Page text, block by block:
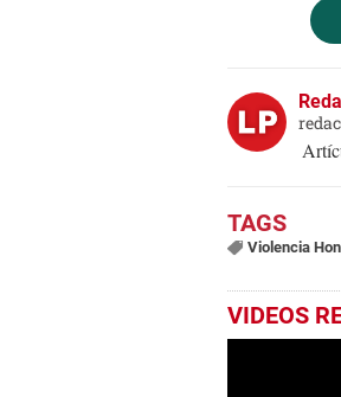
Violencia
VIDEOS